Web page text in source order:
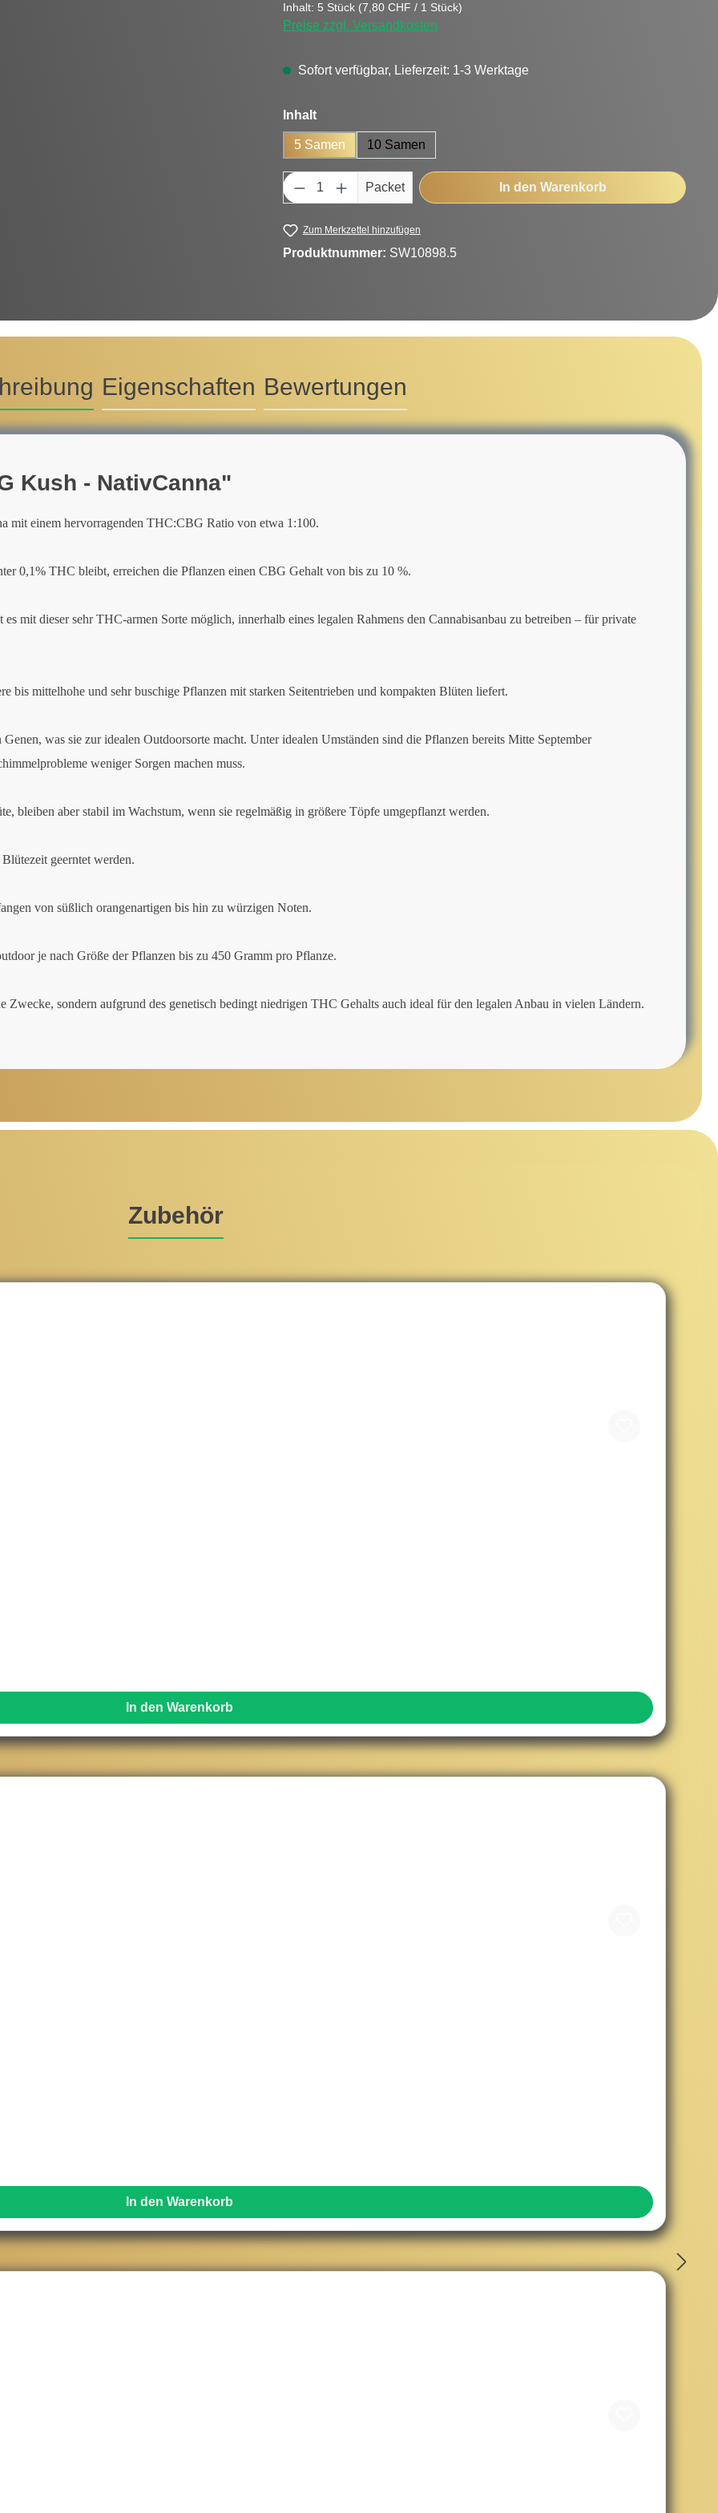
Inhalt: 5 Stück (7,80 CHF / 1 Stück)
Preise zzgl. Versandkosten
Sofort verfügbar, Lieferzeit: 1-3 Werktage
Inhaltauswählen
5 Samen 10 Samen
Produkt Anzahl: Gib den gewünschten Wert ein
Packet In den Warenkorb
Zum Merkzettel hinzufügen
Produktnummer: SW10898.5
Eigenschaften Bewertungen
Kush - NativCanna"
mit einem hervorragenden THC:CBG Ratio von etwa 1:100.
0,1% THC bleibt, erreichen die Pflanzen einen CBG Gehalt von bis zu 10 %.
mit dieser sehr THC-armen Sorte möglich, innerhalb eines legalen Rahmens den Cannabisanbau zu betreiben – für private
bis mittelhohe und sehr buschige Pflanzen mit starken Seitentrieben und kompakten Blüten liefert.
was sie zur idealen Outdoorsorte macht. Unter idealen Umständen sind die Pflanzen bereits Mitte September
weniger Sorgen machen muss.
bleiben aber stabil im Wachstum, wenn sie regelmäßig in größere Töpfe umgepflanzt werden.
geerntet werden.
von süßlich orangenartigen bis hin zu würzigen Noten.
je nach Größe der Pflanzen bis zu 450 Gramm pro Pflanze.
sondern aufgrund des genetisch bedingt niedrigen THC Gehalts auch ideal für den legalen Anbau in vielen Ländern.
Zubehör
In den Warenkorb
In den Warenkorb